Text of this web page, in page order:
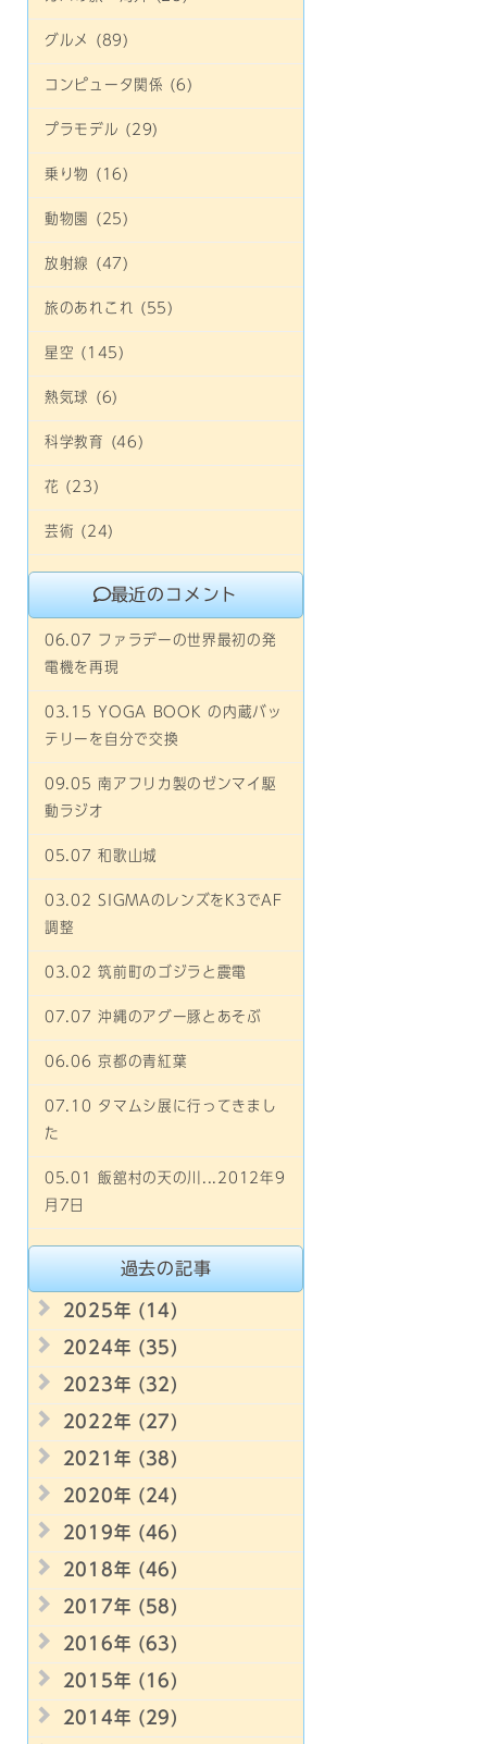
グルメ (89)
コンピュータ関係 (6)
プラモデル (29)
乗り物 (16)
動物園 (25)
放射線 (47)
旅のあれこれ (55)
星空 (145)
熱気球 (6)
科学教育 (46)
花 (23)
芸術 (24)
最近のコメント
06.07 ファラデーの世界最初の発
電機を再現
03.15 YOGA BOOK の内蔵バッ
テリーを自分で交換
09.05 南アフリカ製のゼンマイ駆
動ラジオ
05.07 和歌山城
03.02 SIGMAのレンズをK3でAF
調整
03.02 筑前町のゴジラと震電
07.07 沖縄のアグー豚とあそぶ
06.06 京都の青紅葉
07.10 タマムシ展に行ってきまし
た
05.01 飯舘村の天の川...2012年9
月7日
過去の記事
2025年 (14)
2024年 (35)
2023年 (32)
2022年 (27)
2021年 (38)
2020年 (24)
2019年 (46)
2018年 (46)
2017年 (58)
2016年 (63)
2015年 (16)
2014年 (29)